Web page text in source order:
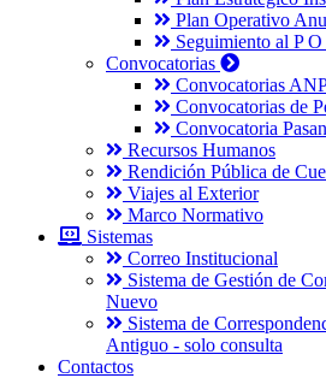
Plan Operativo
Seguimiento al P O
Convocatorias
Convocatorias
Convocatorias de
Convocatoria
Recursos Humanos
Rendición Pública de
Viajes al Exterior
Marco Normativo
Sistemas
Correo Institucional
Sistema de Gestión de
Nuevo
Sistema de
Antiguo - solo consulta
Contactos